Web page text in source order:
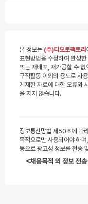
본 정보는 (주)디오토팩토리
표현방법을 수정하여 완성
또는 재배포, 재가공할 수
구직활동 이외의 용도로 사
게재한 자료에 대한 오류와
을 지지 않습니다.
정보통신망법 제50조에 따
목적으로만 사용되어야 하
등으로 광고성 정보를 전송
<채용목적 외 정보 전송